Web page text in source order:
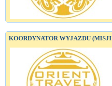
KOORDYNATOR WYJAZDU (MISJI